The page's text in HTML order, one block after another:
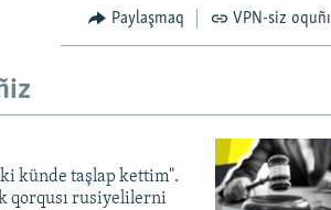
Paylaşmaq VPN-siz
künde taşlap kettim".
qorqusı rusiyelilerni